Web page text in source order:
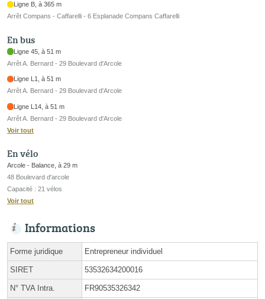
Ligne B, à 365 m
Arrêt Compans - Caffarelli - 6 Esplanade Compans Caffarelli
En bus
Ligne 45, à 51 m
Arrêt A. Bernard - 29 Boulevard d'Arcole
Ligne L1, à 51 m
Arrêt A. Bernard - 29 Boulevard d'Arcole
Ligne L14, à 51 m
Arrêt A. Bernard - 29 Boulevard d'Arcole
Voir tout
En vélo
Arcole - Balance, à 29 m
48 Boulevard d'arcole
Capacité : 21 vélos
Voir tout
Informations
Forme juridique Entrepreneur individuel
SIRET 53532634200016
N° TVA Intra. FR90535326342